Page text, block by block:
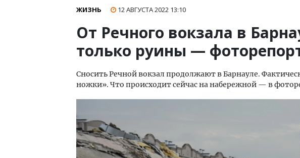
ЖИЗНЬ 12 АВГУСТА 2022 13:10
От Речного вокзала в
только руины —
Сносить Речной вокзал продолжают в Барнауле.
ножки». Что происходит сейчас на набережной — в